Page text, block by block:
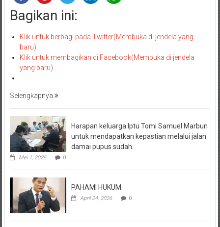
Bagikan ini:
Klik untuk berbagi pada Twitter(Membuka di jendela yang
baru)
Klik untuk membagikan di Facebook(Membuka di jendela
yang baru)
Selengkapnya
Harapan keluarga Iptu Tomi Samuel Marbun
untuk mendapatkan kepastian melalui jalan
damai pupus sudah.
Mei 1, 2026 0
PAHAMI HUKUM
April 24, 2026 0